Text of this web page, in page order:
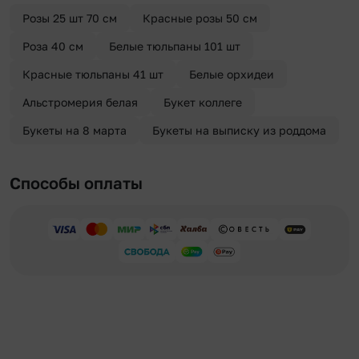
Розы 25 шт 70 см Красные розы 50 см
Роза 40 см Белые тюльпаны 101 шт
Красные тюльпаны 41 шт Белые орхидеи
Альстромерия белая Букет коллеге
Букеты на 8 марта Букеты на выписку из роддома
Способы оплаты